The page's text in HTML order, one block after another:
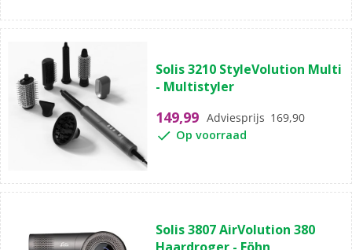
Solis 3210 StyleVolution Multi
- Multistyler
149,99 Adviesprijs 169,90
Op voorraad
Solis 3807 AirVolution 380
Haardroger - Föhn